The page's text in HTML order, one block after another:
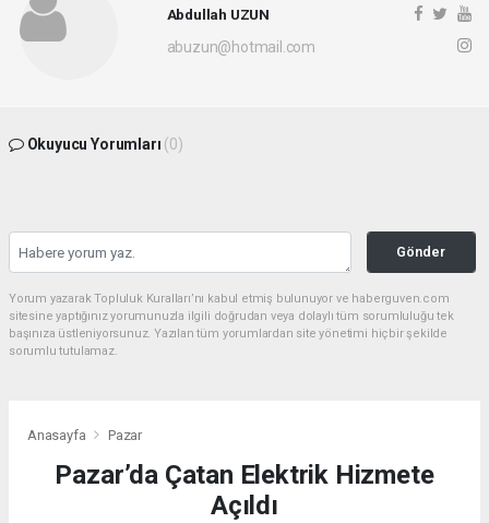
Abdullah UZUN
abuzun@hotmail.com
Okuyucu Yorumları (0)
Gönder
Yorum yazarak Topluluk Kuralları’nı kabul etmiş bulunuyor ve haberguven.com
sitesine yaptığınız yorumunuzla ilgili doğrudan veya dolaylı tüm sorumluluğu tek
başınıza üstleniyorsunuz. Yazılan tüm yorumlardan site yönetimi hiçbir şekilde
sorumlu tutulamaz.
Anasayfa Pazar
Pazar’da Çatan Elektrik Hizmete
Açıldı